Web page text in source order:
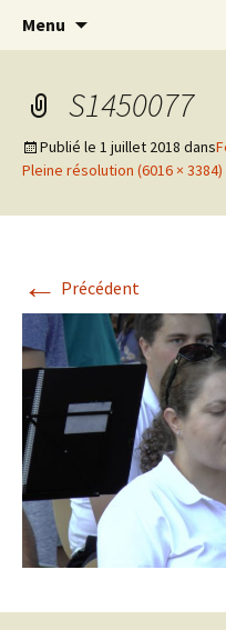
Menu
S1450077
Publié le 1 juillet 2018 dans
Pleine résolution (6016 × 3384)
← Précédent